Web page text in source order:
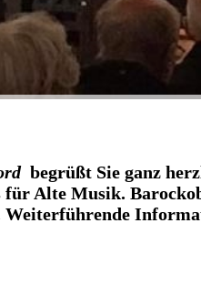
begrüßt Sie ganz
für Alte Musik.
Weiterführende